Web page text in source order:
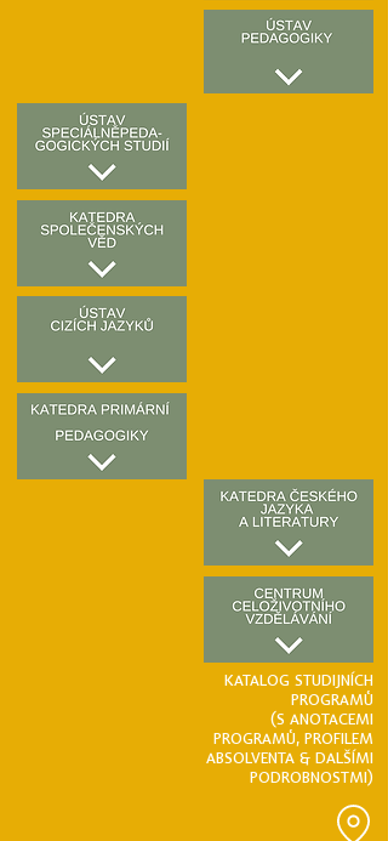
KATALOG STUDIJNÍCH
PROGRAMŮ
(S ANOTACEMI
PROGRAMŮ, PROFILEM
ABSOLVENTA & DALŠÍMI
PODROBNOSTMI)